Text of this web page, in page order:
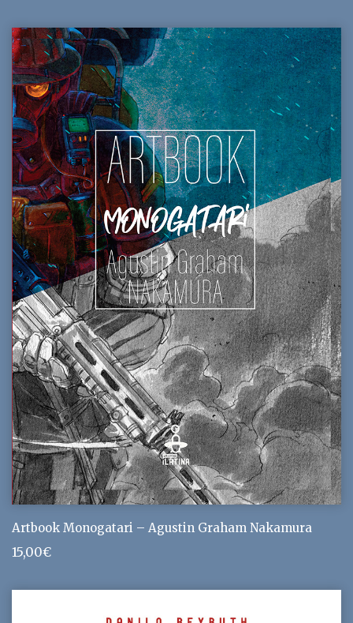
était :
35,00€.
est :
30,00€.
Artbook Monogatari – Agustin Graham Nakamura
15,00€